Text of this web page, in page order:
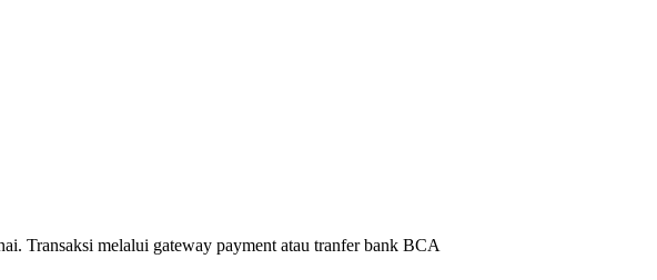
Transaksi melalui gateway payment atau tranfer bank BCA